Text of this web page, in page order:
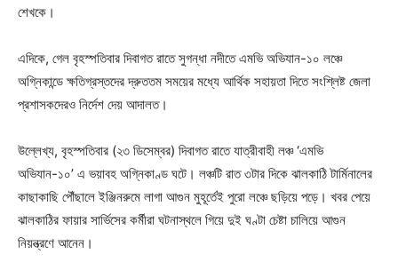
শেখকে।
এদিকে, গেল বৃহস্পতিবার দিবাগত রাতে সুগন্ধা নদীতে এমভি অভিযান-১০ লঞ্চে
অগ্নিকান্ডে ক্ষতিগ্রস্তদের দ্রুততম সময়ের মধ্যে আর্থিক সহায়তা দিতে সংশ্লিষ্ট জেলা
প্রশাসকদেরও নির্দেশ দেয় আদালত।
উল্লেখ্য, বৃহস্পতিবার (২৩ ডিসেম্বর) দিবাগত রাতে যাত্রীবাহী লঞ্চ ‘এমভি
অভিযান-১০’ এ ভয়াবহ অগ্নিকাণ্ড ঘটে। লঞ্চটি রাত ৩টার দিকে ঝালকাঠি টার্মিনালের
কাছাকাছি পৌঁছালে ইঞ্জিনরুমে লাগা আগুন মুহূর্তেই পুরো লঞ্চে ছড়িয়ে পড়ে। খবর পেয়ে
ঝালকাঠির ফায়ার সার্ভিসের কর্মীরা ঘটনাস্থলে গিয়ে দুই ঘণ্টা চেষ্টা চালিয়ে আগুন
নিয়ন্ত্রণে আনেন।